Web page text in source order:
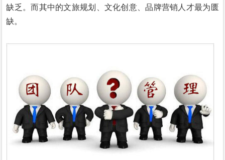
缺乏。而其中的文旅规划、文化创意、品牌营销人才最为匮
缺。